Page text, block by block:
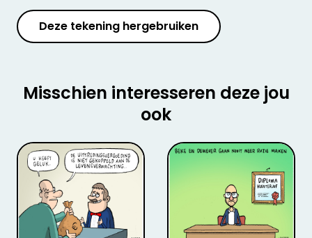
Deze tekening hergebruiken
Misschien interesseren deze jou
ook